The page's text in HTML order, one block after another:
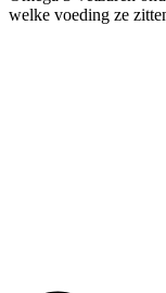
welke voeding ze